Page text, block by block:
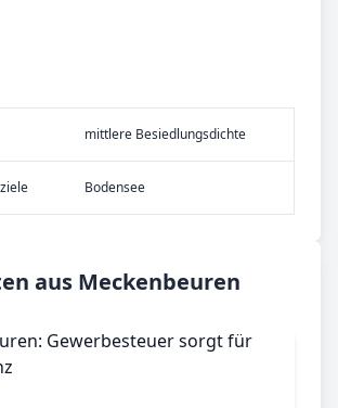
mittlere Besiedlungsdichte
Bodensee
aus Meckenbeuren